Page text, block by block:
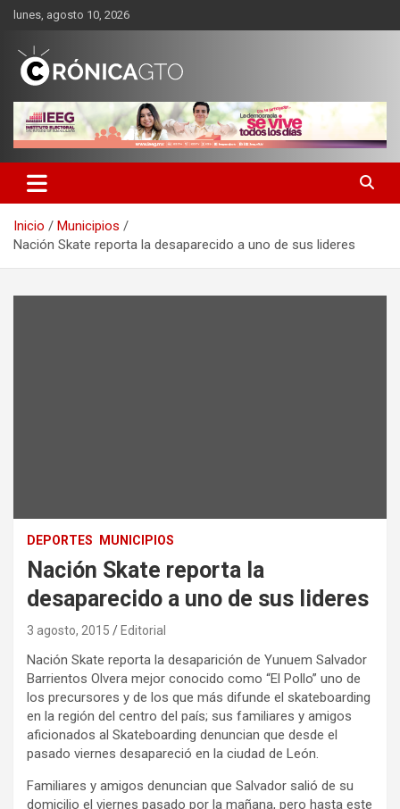
Saltar
contenido
lunes, agosto 10, 2026
CRONICA GUANAJUATO
Inicio
Municipios
Nación Skate reporta la desaparecido a uno de sus lideres
DEPORTES MUNICIPIOS
Nación Skate reporta la
desaparecido a uno de sus lideres
3 agosto, 2015 Editorial
Nación Skate reporta la desaparición de Yunuem Salvador
Barrientos Olvera mejor conocido como “El Pollo” uno de
los precursores y de los que más difunde el skateboarding
en la región del centro del país; sus familiares y amigos
aficionados al Skateboarding denuncian que desde el
pasado viernes desapareció en la ciudad de León.
Familiares y amigos denuncian que Salvador salió de su
domicilio el viernes pasado por la mañana, pero hasta este